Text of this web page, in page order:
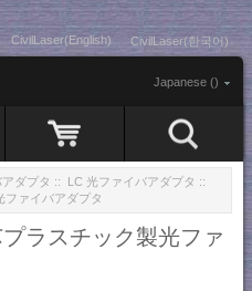
CivilLaser(English) CivilLaser(한국어)
Japanese ()
ダプタ :: LC 光ファイバアダプタ ::
ファイバアダプタ
ラスチック製光ファ